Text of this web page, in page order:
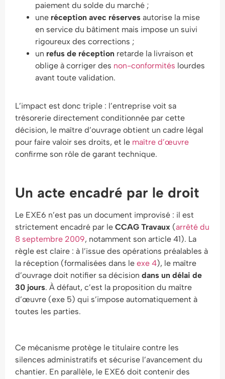
paiement du solde du marché ;
une réception avec réserves autorise la mise
en service du bâtiment mais impose un suivi
rigoureux des corrections ;
un refus de réception retarde la livraison et
oblige à corriger des non-conformités lourdes
avant toute validation.
L’impact est donc triple : l’entreprise voit sa
trésorerie directement conditionnée par cette
décision, le maître d’ouvrage obtient un cadre légal
pour faire valoir ses droits, et le maître d’œuvre
confirme son rôle de garant technique.
Un acte encadré par le droit
Le EXE6 n’est pas un document improvisé : il est
strictement encadré par le CCAG Travaux (arrêté du
8 septembre 2009, notamment son article 41). La
règle est claire : à l’issue des opérations préalables à
la réception (formalisées dans le exe 4), le maître
d’ouvrage doit notifier sa décision dans un délai de
30 jours. À défaut, c’est la proposition du maître
d’œuvre (exe 5) qui s’impose automatiquement à
toutes les parties.
Ce mécanisme protège le titulaire contre les
silences administratifs et sécurise l’avancement du
chantier. En parallèle, le EXE6 doit contenir des